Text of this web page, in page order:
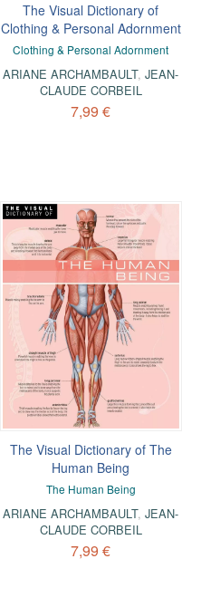
The Visual Dictionary of
Clothing & Personal Adornment
Clothing & Personal Adornment
ARIANE ARCHAMBAULT,JEAN-
CLAUDE CORBEIL
7,99 €
The Visual Dictionary of The
Human Being
The Human Being
ARIANE ARCHAMBAULT,JEAN-
CLAUDE CORBEIL
7,99 €